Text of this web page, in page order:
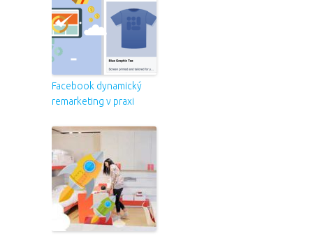
Facebook dynamický
remarketing v praxi